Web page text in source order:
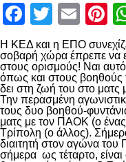
Facebook
Twitter
Η ΚΕΔ και η ΕΠΟ
σοβαρή χώρα έπρεπε να
στους ορισμούς! Ναι
όπως και στους βοηθούς
δει στη ζωή του στο ματς
Την περασμένη
τους δυο βοηθού-
ματς με τον ΠΑΟΚ (ο
Τρίπολη (ο άλλος).
διαιτητή στον αγώνα
σήμερα ως τέταρτο, είναι